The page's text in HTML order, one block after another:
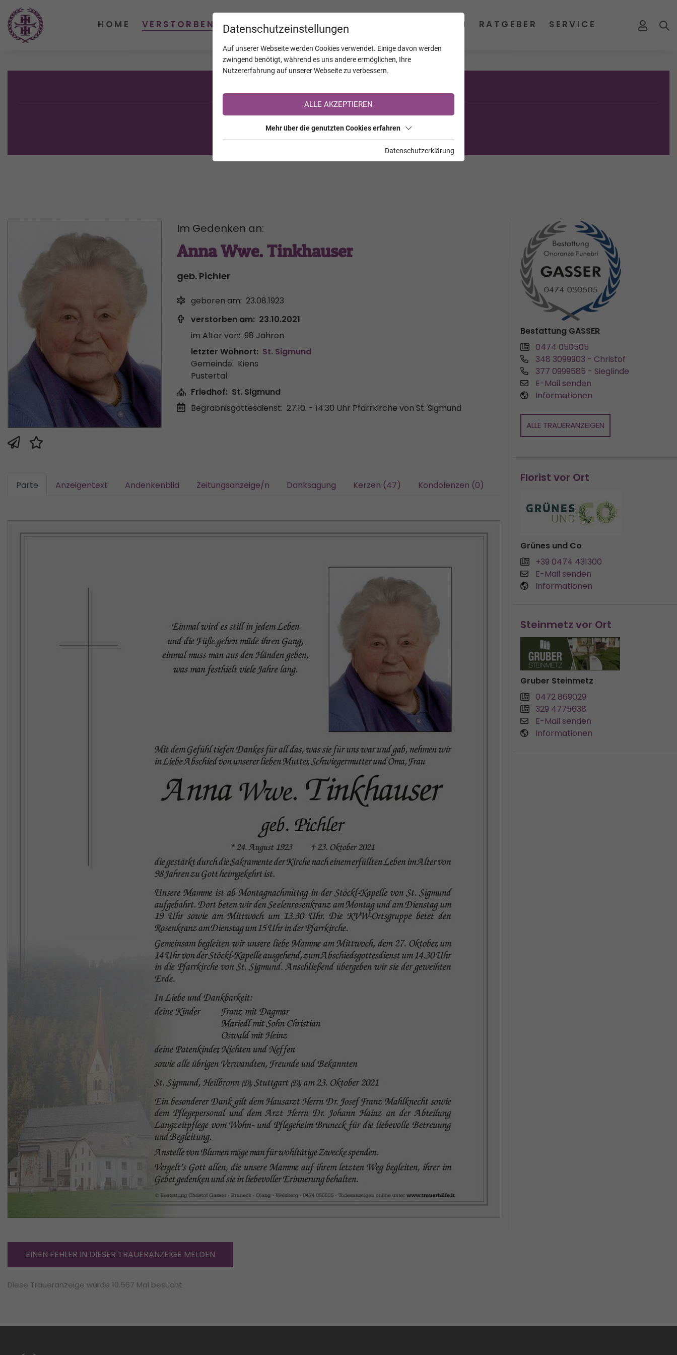
Sie sind noch nicht auf TrauerHilfe.it registriert?
>> zur kostenlosen Registrierung <<
Im Gedenken an:
Anna Wwe. Tinkhauser
geb. Pichler
geboren am: 23.08.1923
verstorben am: 23.10.2021
im Alter von: 98 Jahren
letzter Wohnort: St. Sigmund
Gemeinde: Kiens
Pustertal
Friedhof: St. Sigmund
Begräbnisgottesdienst: 27.10. - 14:30 Uhr Pfarrkirche von St. Sigmund
Parte Anzeigentext Andenkenbild Zeitungsanzeige/n Danksagung Kerzen (47) Kondolenzen (0)
Bestattung GASSER
0474 050505
348 3099903 - Christof
377 0999585 - Sieglinde
E-Mail senden
Informationen
ALLE TRAUERANZEIGEN
Florist vor Ort
Grünes und Co
+39 0474 431300
E-Mail senden
Informationen
Steinmetz vor Ort
Gruber Steinmetz
0472 869029
329 4775638
E-Mail senden
Informationen
EINEN FEHLER IN DIESER TRAUERANZEIGE MELDEN
Diese Traueranzeige wurde 10.567 Mal besucht
Datenschutzeinstellungen
Auf unserer Webseite werden Cookies verwendet. Einige davon werden
zwingend benötigt, während es uns andere ermöglichen, Ihre
Nutzererfahrung auf unserer Webseite zu verbessern.
ALLE AKZEPTIEREN
Mehr über die genutzten Cookies erfahren
Datenschutzerklärung
HOME VERSTORBENE KALENDER JAHRESTAGE UNTERNEHMEN RATGEBER SERVICE